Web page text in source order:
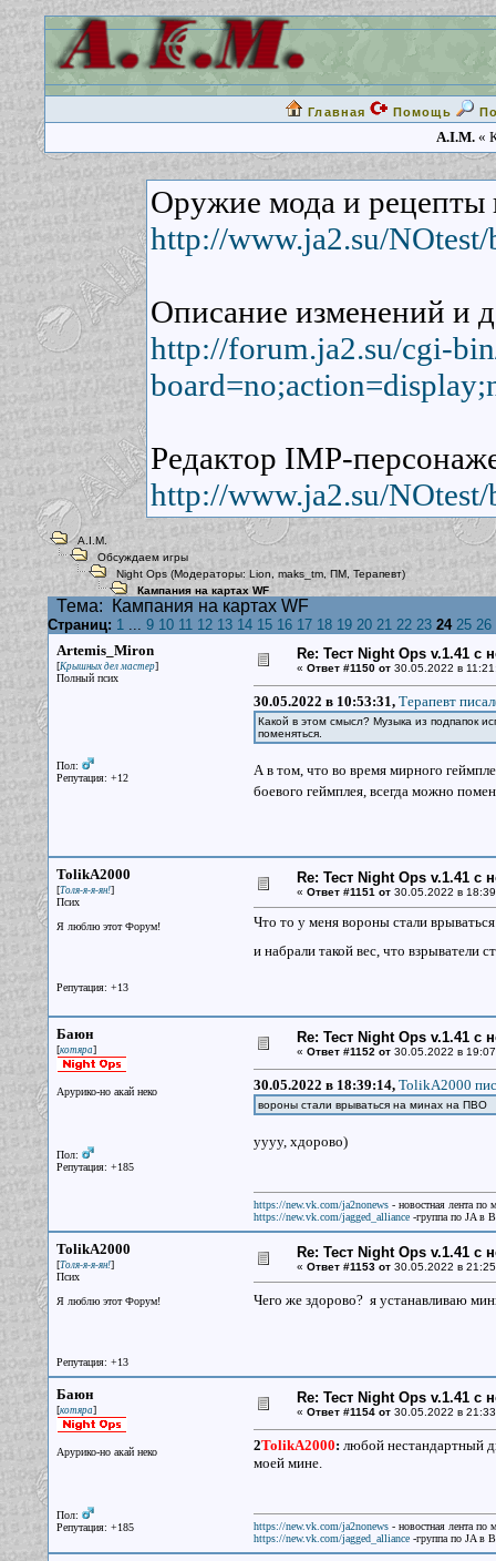
Главная Помощь
A.I.M.«
Оружие мода и рецепты
http://www.ja2.su/NOtest/
Описание изменений и
http://forum.ja2.su/cgi-
Редактор IMP-
http://www.ja2.su/
A.I.M.
Обсуждаем игры
Night Ops (Модераторы: Lion maks_tm, ПМ, Терапевт)
Кампания на картах WF
Тема: Кампания на картах WF
Страниц: 1... 9 10 11 12 13 14 15 16 17 18 19 20 21 22 23 24 25 26
Artemis_Miron
[Крышных дел мастер]
Полный псих
Пол:
Репутация: +12
Re: Тест Night Ops v.1.41 с
« Ответ #1150 от30.05.2022 в
30.05.2022 в 10:53:31, Терапевт
Какой в этом смысл? Музыка из подпапок
поменяться.
А в том, что во время мирного
боевого геймплея, всегда можно
TolikA2000
[Толя-я-я-ян!]
Псих
Я люблю этот Форум!
Репутация: +13
Re: Тест Night Ops v.1.41 с
« Ответ #1151 от30.05.2022 в
Что то у меня вороны стали
и набрали такой вес, что взрыватели
Баюн
[котяра]
Арурико-но акай неко
Пол:
Репутация: +185
Re: Тест Night Ops v.1.41 с
« Ответ #1152 от30.05.2022 в
30.05.2022 в 18:39:14, TolikA2000
вороны стали врываться на минах на ПВО
уууу, хдорово)
https://new.vk.com/ja2nonews- новостная лента по
https://new.vk.com/jagged_alliance-группа по JA в
TolikA2000
[Толя-я-я-ян!]
Псих
Я люблю этот Форум!
Репутация: +13
Re: Тест Night Ops v.1.41 с
« Ответ #1153 от30.05.2022 в
Чего же здорово? я устанавливаю
Баюн
[котяра]
Арурико-но акай неко
Пол:
Репутация: +185
Re: Тест Night Ops v.1.41 с
« Ответ #1154 от30.05.2022 в
2TolikA2000: любой нестандартный
моей мине.
https://new.vk.com/ja2nonews- новостная лента по
https://new.vk.com/jagged_alliance-группа по JA в